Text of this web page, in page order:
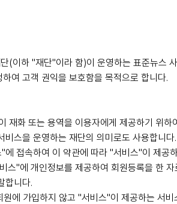
(이하 "재단"이라 함)이 운영하는 표준뉴스
여 고객 권익을 보호함을 목적으로 합니다.
재화 또는 용역을 이용자에게 제공하기 위
비스을 운영하는 재단의 의미로도 사용합니다.
접속하여 이 약관에 따라 "서비스"이 제공
스"에 개인정보를 제공하여 회원등록을 한
합니다.
원에 가입하지 않고 "서비스"이 제공하는 서